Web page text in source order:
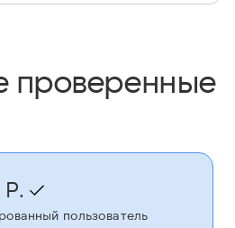
проверенные
пользователь